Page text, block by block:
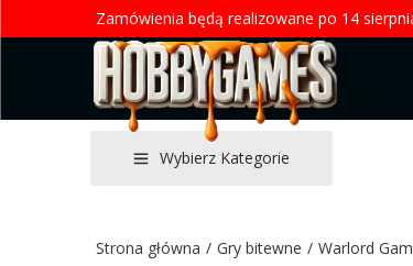
Zamówienia będą realizowane po 14
Wybierz Kategorie
Strona główna / Gry bitewne / Warlord